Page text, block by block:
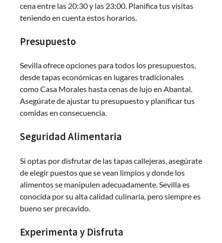
cena entre las 20:30 y las 23:00. Planifica tus visitas
teniendo en cuenta estos horarios.
Presupuesto
Sevilla ofrece opciones para todos los presupuestos,
desde tapas económicas en lugares tradicionales
como Casa Morales hasta cenas de lujo en Abantal.
Asegúrate de ajustar tu presupuesto y planificar tus
comidas en consecuencia.
Seguridad Alimentaria
Si optas por disfrutar de las tapas callejeras, asegúrate
de elegir puestos que se vean limpios y donde los
alimentos se manipulen adecuadamente. Sevilla es
conocida por su alta calidad culinaria, pero siempre es
bueno ser precavido.
Experimenta y Disfruta